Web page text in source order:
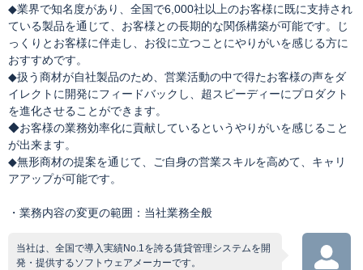
◆業界で知名度があり、全国で6,000社以上のお客様に既に支持され
ている製品を通じて、お客様との長期的な関係構築が可能です。じ
っくりとお客様に伴走し、お役に立つことにやりがいを感じる方に
おすすめです。
◆扱う商材が自社製品のため、営業活動の中で得たお客様の声をダ
イレクトに開発にフィードバックし、超スピーディーにプロダクト
を進化させることができます。
◆お客様の業務効率化に貢献しているというやりがいを感じること
が出来ます。
◆無形商材の提案を通じて、ご自身の営業スキルを高めて、キャリ
アアップが可能です。
・業務内容の変更の範囲：当社業務全般
当社は、全国で導入実績No.1を誇る賃貸管理システムを開
発・提供するソフトウェアメーカーです。